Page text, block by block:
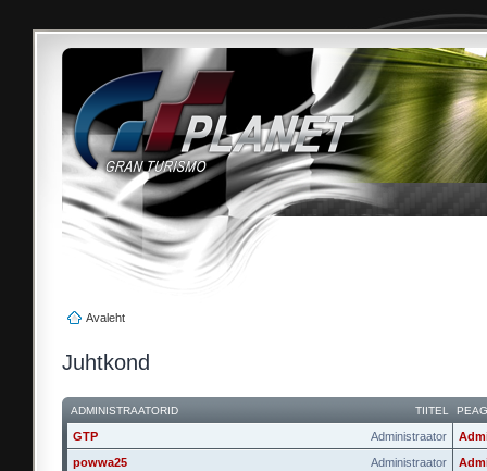
Avaleht
Juhtkond
TIITEL
ADMINISTRAATORID
Administraator
GTP
Administraator
powwa25